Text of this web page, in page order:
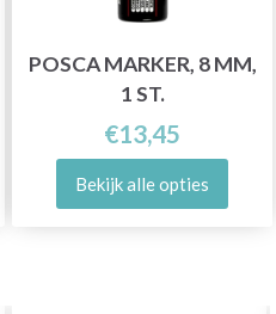
POSCA MARKER, 8 MM,
1 ST.
€13,45
Bekijk alle opties